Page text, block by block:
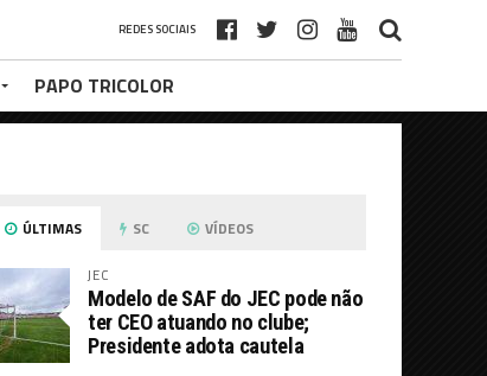
REDES SOCIAIS
PAPO TRICOLOR
ÚLTIMAS SC VÍDEOS
JEC
Modelo de SAF do JEC pode não
ter CEO atuando no clube;
Presidente adota cautela